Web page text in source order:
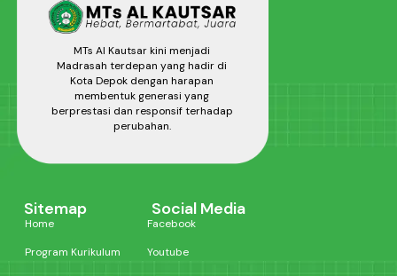
MTs Al Kautsar kini menjadi
Madrasah terdepan yang hadir di
Kota Depok dengan harapan
membentuk generasi yang
berprestasi dan responsif terhadap
perubahan.
Sitemap
Home
Program Kurikulum
Social Media
Facebook
Youtube